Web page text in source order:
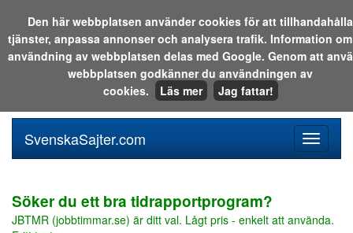
Sök i katalogen eller på webben:
meny
SvenskaSajter.com
Söker du ett bra tidrapportprogram?
JBTMR (jobbtimmar.se) är ditt val. Lågt pris - enkelt att använda.
Den här webbplatsen använder cookies för att tillhandahålla
tjänster, anpassa annonser och analysera trafik. Information
användning av webbplatsen delas med Google. Genom att
webbplatsen godkänner du användningen av
cookies.
Läs mer Jag fattar!